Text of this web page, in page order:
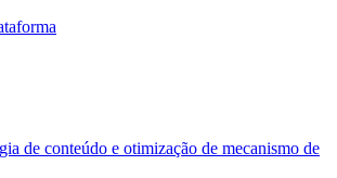
de conteúdo e otimização de mecanismo de